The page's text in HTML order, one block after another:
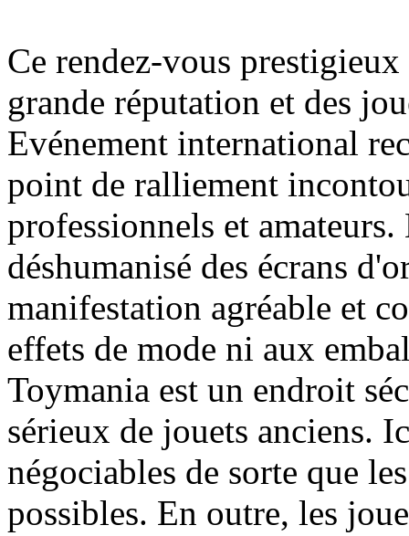
Ce rendez-vous
grande réputation et des
Evénement international
point de ralliement
professionnels et
déshumanisé des écrans
manifestation agréable et
effets de mode ni aux
Toymania est un endroit
sérieux de jouets anciens.
négociables de sorte que
possibles. En outre, les